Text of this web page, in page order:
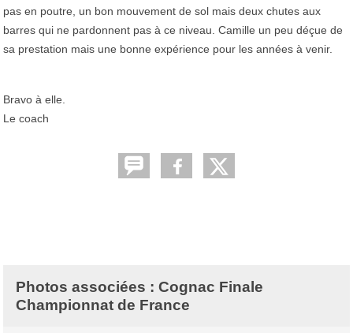
pas en poutre, un bon mouvement de sol mais deux chutes aux
barres qui ne pardonnent pas à ce niveau. Camille un peu déçue de
sa prestation mais une bonne expérience pour les années à venir.
Bravo à elle.
Le coach
Photos associées : Cognac Finale
Championnat de France